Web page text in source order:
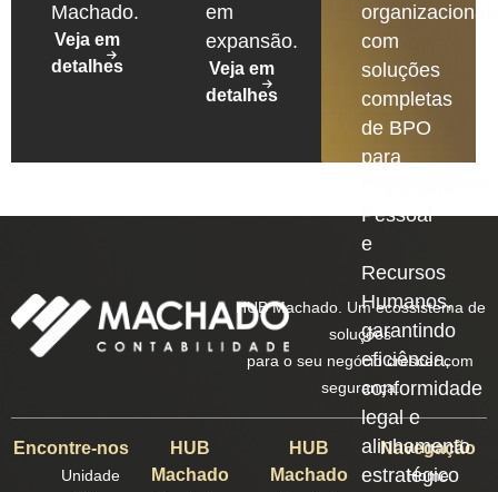
Machado.
Veja em
detalhes
em
expansão.
Veja em
detalhes
com
soluções
completas
de BPO
para
Pessoal
e
Recursos
Humanos,
garantindo
eficiência,
conformidade
legal e
alinhamento
estratégico
HUB Machado. Um ecossistema de
soluções
para o seu negócio crescer com
segurança.
Encontre-nos
Unidade
HUB
Machado
HUB
Machado
Navegação
Home